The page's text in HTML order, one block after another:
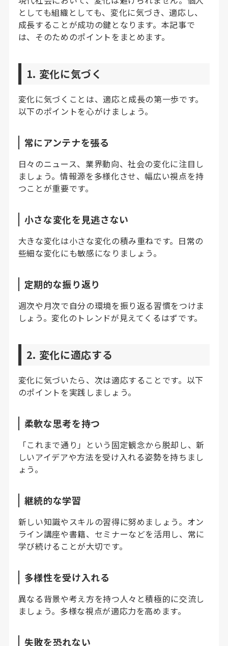
としても組織としても、変化に気づき、適応し、
成長することが成功の鍵となります。本記事で
は、そのためのポイントをまとめます。
1. 変化に気づく
変化に気づくことは、適応と成長の第一歩です。
以下のポイントを心がけましょう。
常にアンテナを張る
日々のニュース、業界動向、社会の変化に注目し
ましょう。情報源を多様化させ、幅広い視点を持
つことが重要です。
小さな変化を見逃さない
大きな変化は小さな変化の積み重ねです。日常の
些細な変化にも敏感になりましょう。
定期的な振り返り
週次や月次で自分の環境を振り返る習慣をつけま
しょう。変化のトレンドが見えてくるはずです。
2. 変化に適応する
変化に気づいたら、次は適応することです。以下
のポイントを実践しましょう。
柔軟な思考を持つ
「これまで通り」という固定観念から脱却し、新
しいアイデアや方法を受け入れる姿勢を持ちまし
ょう。
継続的な学習
新しい知識やスキルの習得に努めましょう。オン
ライン講座や書籍、セミナーなどを活用し、常に
学び続けることが大切です。
多様性を受け入れる
異なる背景や考え方を持つ人々と積極的に交流し
ましょう。多様な視点が適応力を高めます。
失敗を恐れない